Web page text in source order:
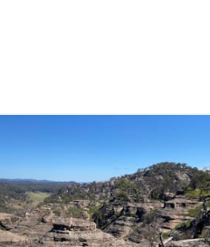
ーロンゴンに向か
いとジャービス湾の白
立ち止まり、その地域
過小評価できません。
感を味わうだけです。